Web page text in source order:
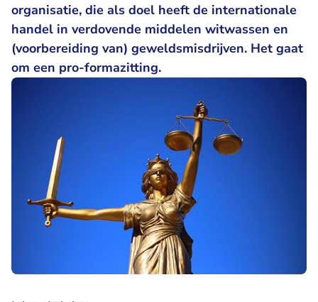
organisatie, die als doel heeft de internationale
handel in verdovende middelen witwassen en
(voorbereiding van) geweldsmisdrijven. Het gaat
om een pro-formazitting.